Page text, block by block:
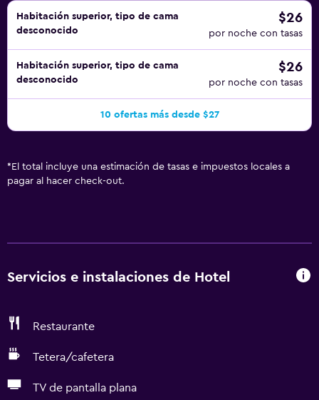
Habitación superior, tipo de cama
desconocido
$26
por noche con tasas
Habitación superior, tipo de cama
desconocido
$26
por noche con tasas
10 ofertas más desde $27
* El total incluye una estimación de tasas e impuestos locales a
pagar al hacer check-out.
Servicios e instalaciones de Hotel
Restaurante
Tetera/cafetera
TV de pantalla plana